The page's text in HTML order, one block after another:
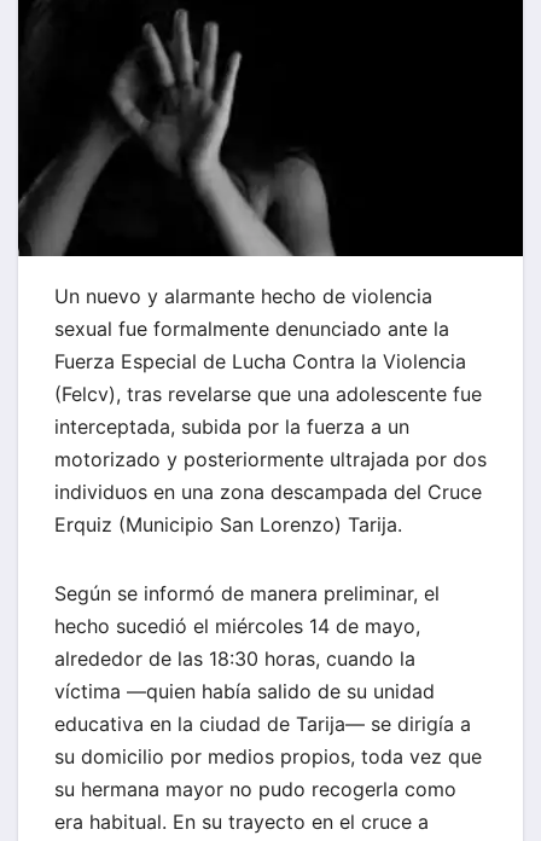
Un nuevo y alarmante hecho de violencia
sexual fue formalmente denunciado ante la
Fuerza Especial de Lucha Contra la Violencia
(Felcv), tras revelarse que una adolescente fue
interceptada, subida por la fuerza a un
motorizado y posteriormente ultrajada por dos
individuos en una zona descampada del Cruce
Erquiz (Municipio San Lorenzo) Tarija.
Según se informó de manera preliminar, el
hecho sucedió el miércoles 14 de mayo,
alrededor de las 18:30 horas, cuando la
víctima —quien había salido de su unidad
educativa en la ciudad de Tarija— se dirigía a
su domicilio por medios propios, toda vez que
su hermana mayor no pudo recogerla como
era habitual. En su trayecto en el cruce a